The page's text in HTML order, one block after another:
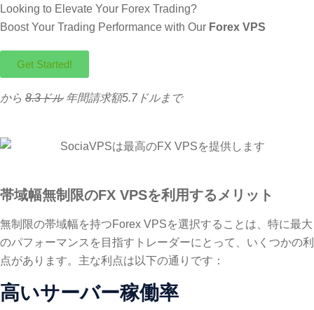
Looking to Elevate Your Forex Trading?
Boost Your Trading Performance with Our Forex VPS
Get Started!
から 8.3ドル年間請求額5.7ドルまで
帯域幅無制限のFX VPSを利用するメリット
無制限の帯域幅を持つForex VPSを選択することは、特に最大
のパフォーマンスを目指すトレーダーにとって、いくつかの利
点があります。主な利点は以下の通りです：
高いサーバー稼働率